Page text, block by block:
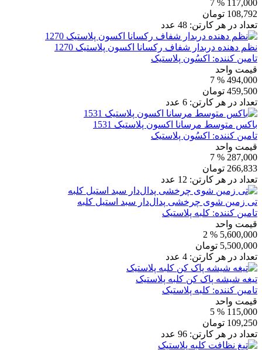
117,000
% 7
108,792 تومان
تعداد در هر کارتن: 48 عدد
نظم دهنده دربدار شفاف رکسانا اکسون پلاستیک 1270
تامین کننده: اکسُون پلاستیک
قیمت واحد
494,000
% 7
459,500 تومان
تعداد در هر کارتن: 6 عدد
باکس متوسط مرسانا اکسون پلاستیک 1531
تامین کننده: اکسُون پلاستیک
قیمت واحد
287,000
% 7
266,833 تومان
تعداد در هر کارتن: 12 عدد
تی زمین شوی چرخشی پدال‌دار سبد استیل کلبه
تامین کننده: کلبه پلاستیک
قیمت واحد
5,600,000
% 2
5,500,000 تومان
تعداد در هر کارتن: 4 عدد
تیغه شیشه پاک کن کلبه پلاستیک
تامین کننده: کلبه پلاستیک
قیمت واحد
115,000
% 5
109,250 تومان
تعداد در هر کارتن: 96 عدد